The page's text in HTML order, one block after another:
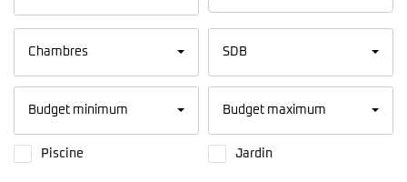
Chambres SDB
Budget minimum Budget maximum
Piscine Jardin